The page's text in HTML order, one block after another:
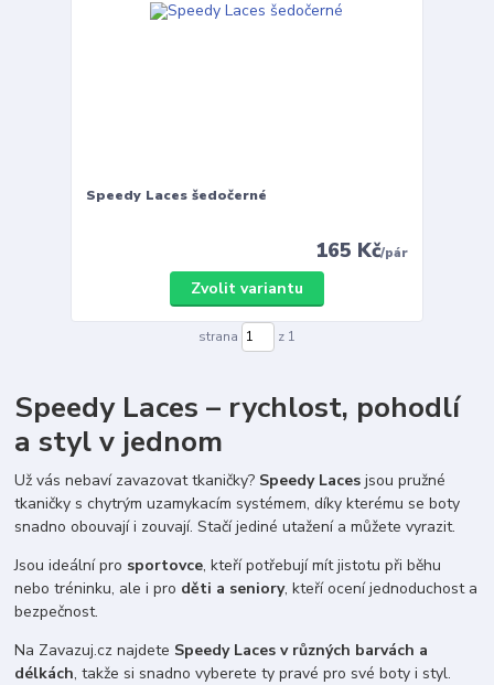
Speedy Laces šedočerné
165 Kč/pár
Zvolit variantu
strana z 1
Speedy Laces – rychlost, pohodlí
a styl v jednom
Už vás nebaví zavazovat tkaničky? Speedy Laces jsou pružné
tkaničky s chytrým uzamykacím systémem, díky kterému se boty
snadno obouvají i zouvají. Stačí jediné utažení a můžete vyrazit.
Jsou ideální pro sportovce, kteří potřebují mít jistotu při běhu
nebo tréninku, ale i pro děti a seniory, kteří ocení jednoduchost a
bezpečnost.
Na Zavazuj.cz najdete Speedy Laces v různých barvách a
délkách, takže si snadno vyberete ty pravé pro své boty i styl.